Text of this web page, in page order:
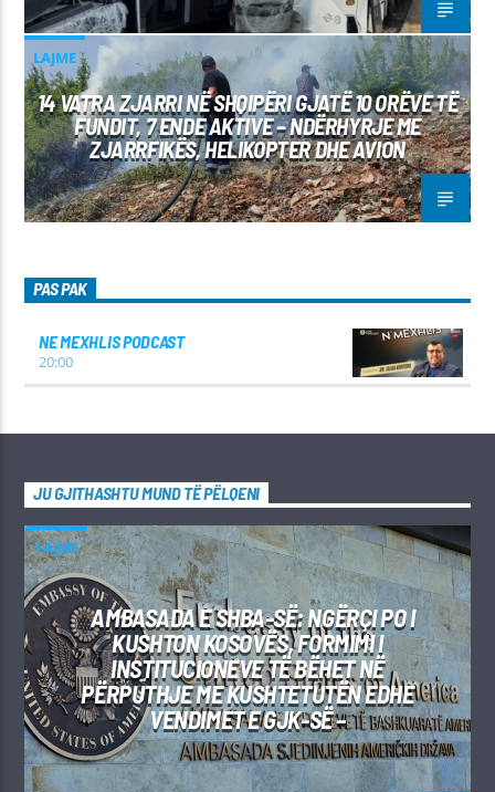
LAJME
14 VATRA ZJARRI NË SHQIPËRI GJATË 10 ORËVE TË
FUNDIT, 7 ENDE AKTIVE – NDËRHYRJE ME
ZJARRFIKËS, HELIKOPTER DHE AVION
PAS PAK
NE MEXHLIS PODCAST
20:00
JU GJITHASHTU MUND TË PËLQENI
LAJME
AMBASADA E SHBA-SË: NGËRÇI PO I
KUSHTON KOSOVËS, FORMIMI I
INSTITUCIONEVE TË BËHET NË
PËRPUTHJE ME KUSHTETUTËN EDHE
VENDIMET E GJK-SË –